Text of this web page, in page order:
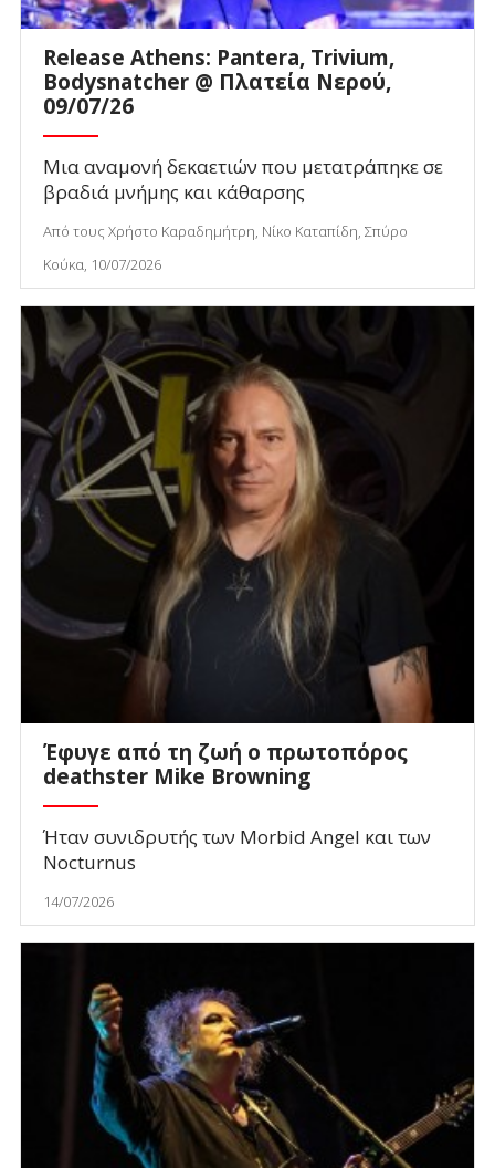
Release Athens: Pantera, Trivium,
Bodysnatcher @ Πλατεία Νερού,
09/07/26
Μια αναμονή δεκαετιών που μετατράπηκε σε
βραδιά μνήμης και κάθαρσης
Από τους Χρήστο Καραδημήτρη, Νίκο Καταπίδη, Σπύρο
Κούκα, 10/07/2026
Έφυγε από τη ζωή ο πρωτοπόρος
deathster Mike Browning
Ήταν συνιδρυτής των Morbid Angel και των
Nocturnus
14/07/2026